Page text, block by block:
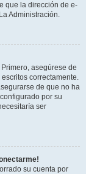
que la dirección de e-
Administración.
asegúrese de
correctamente.
de que no ha
por su
ser
su cuenta por